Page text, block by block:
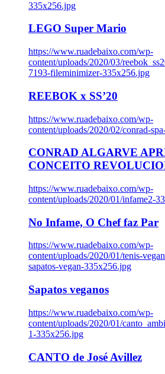
335x256.jpg
LEGO Super Mario
https://www.ruadebaixo.com/wp-
content/uploads/2020/03/
7193-fileminimizer-335x256.jpg
REEBOK x SS’20
https://www.ruadebaixo.com/wp-
content/uploads/2020/02/conrad-
CONRAD ALGARVE
CONCEITO
https://www.ruadebaixo.com/wp-
content/uploads/2020/01/infame2-
No Infame, O Chef faz Par
https://www.ruadebaixo.com/wp-
content/uploads/2020/01/tenis-
sapatos-vegan-335x256.jpg
Sapatos veganos
https://www.ruadebaixo.com/wp-
content/uploads/2020/01/
1-335x256.jpg
CANTO de José Avillez